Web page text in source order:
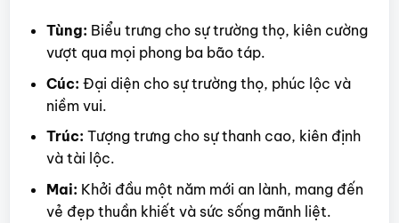
Tùng: Biểu trưng cho sự trường thọ, kiên cường
vượt qua mọi phong ba bão táp.
Cúc: Đại diện cho sự trường thọ, phúc lộc và
niềm vui.
Trúc: Tượng trưng cho sự thanh cao, kiên định
và tài lộc.
Mai: Khởi đầu một năm mới an lành, mang đến
vẻ đẹp thuần khiết và sức sống mãnh liệt.